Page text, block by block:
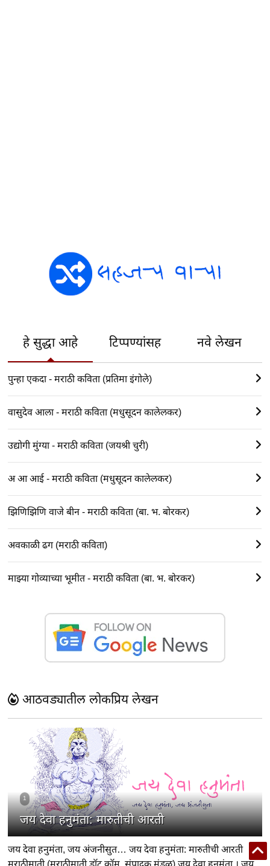
हे सुद्धा आहे टिप्पण्यांसह नवे लेखन
पुन्हा एकदा - मराठी कविता (प्रतिमा इंगोले)
वासुदेव आला - मराठी कविता (मधुसूदन कालेलकर)
उद्योगी मुंग्या - मराठी कविता (जयश्री चुरी)
अ आ आई - मराठी कविता (मधुसूदन कालेलकर)
झिणिझिणि वाजे बीन - मराठी कविता (बा. भ. बोरकर)
अवकाळी ढग (मराठी कविता)
माझ्या गोव्याच्या भूमीत - मराठी कविता (बा. भ. बोरकर)
आठवड्यातील लोकप्रिय लेखन
1
जय देवा हनुमंता: मारुतीची आरती
जय देवा हनुमंता, जय अंजनीसुत… जय देवा हनुमंता: मारुतीची आरती